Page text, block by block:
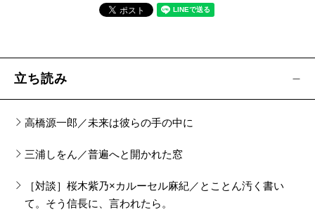
末國善己／戦場で家康を守った側室
松田青子『じゃじゃ馬にさせといて』
柚木麻子／ 「推し」は偏見を粉砕する
群ようこ『じじばばのるつぼ』
吉田伸子／確かな“視力”で描く、じじばばあるある
立ち読み
高橋源一郎／未来は彼らの手の中に
三浦しをん／普遍へと開かれた窓
［対談］桜木紫乃×カルーセル麻紀／とことん汚く書い
て。そう信長に、言われたら。